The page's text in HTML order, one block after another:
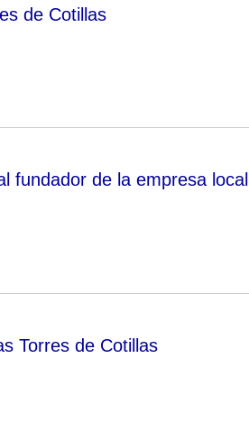
de Cotillas
fundador de la empresa local
Torres de Cotillas